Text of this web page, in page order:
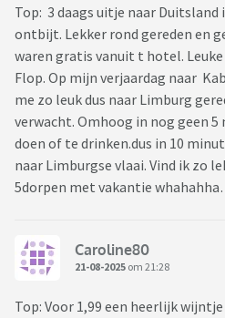
Top: 3 daags uitje naar
ontbijt. Lekker rond gereden en
waren gratis vanuit t hotel.
Flop. Op mijn verjaardag naar
me zo leuk dus naar Limburg
verwacht. Omhoog in nog geen
doen of te drinken.dus in 10
naar Limburgse vlaai. Vind ik zo
5dorpen met vakantie
Caroline80
21-08-2025 om 21:28
Top: Voor 1,99 een heerlijk